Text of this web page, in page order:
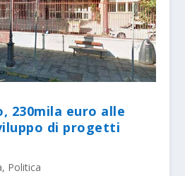
230mila euro alle
di progetti
, Politica